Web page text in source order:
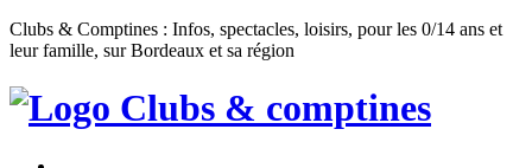
Clubs & Comptines : Infos, spectacles, loisirs, pour les 0/14 ans et
leur famille, sur Bordeaux et sa région
Clubs